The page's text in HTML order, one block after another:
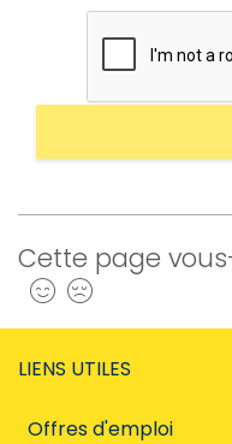
Cette page
Oui
LIENS UTILES
Offres d'emploi